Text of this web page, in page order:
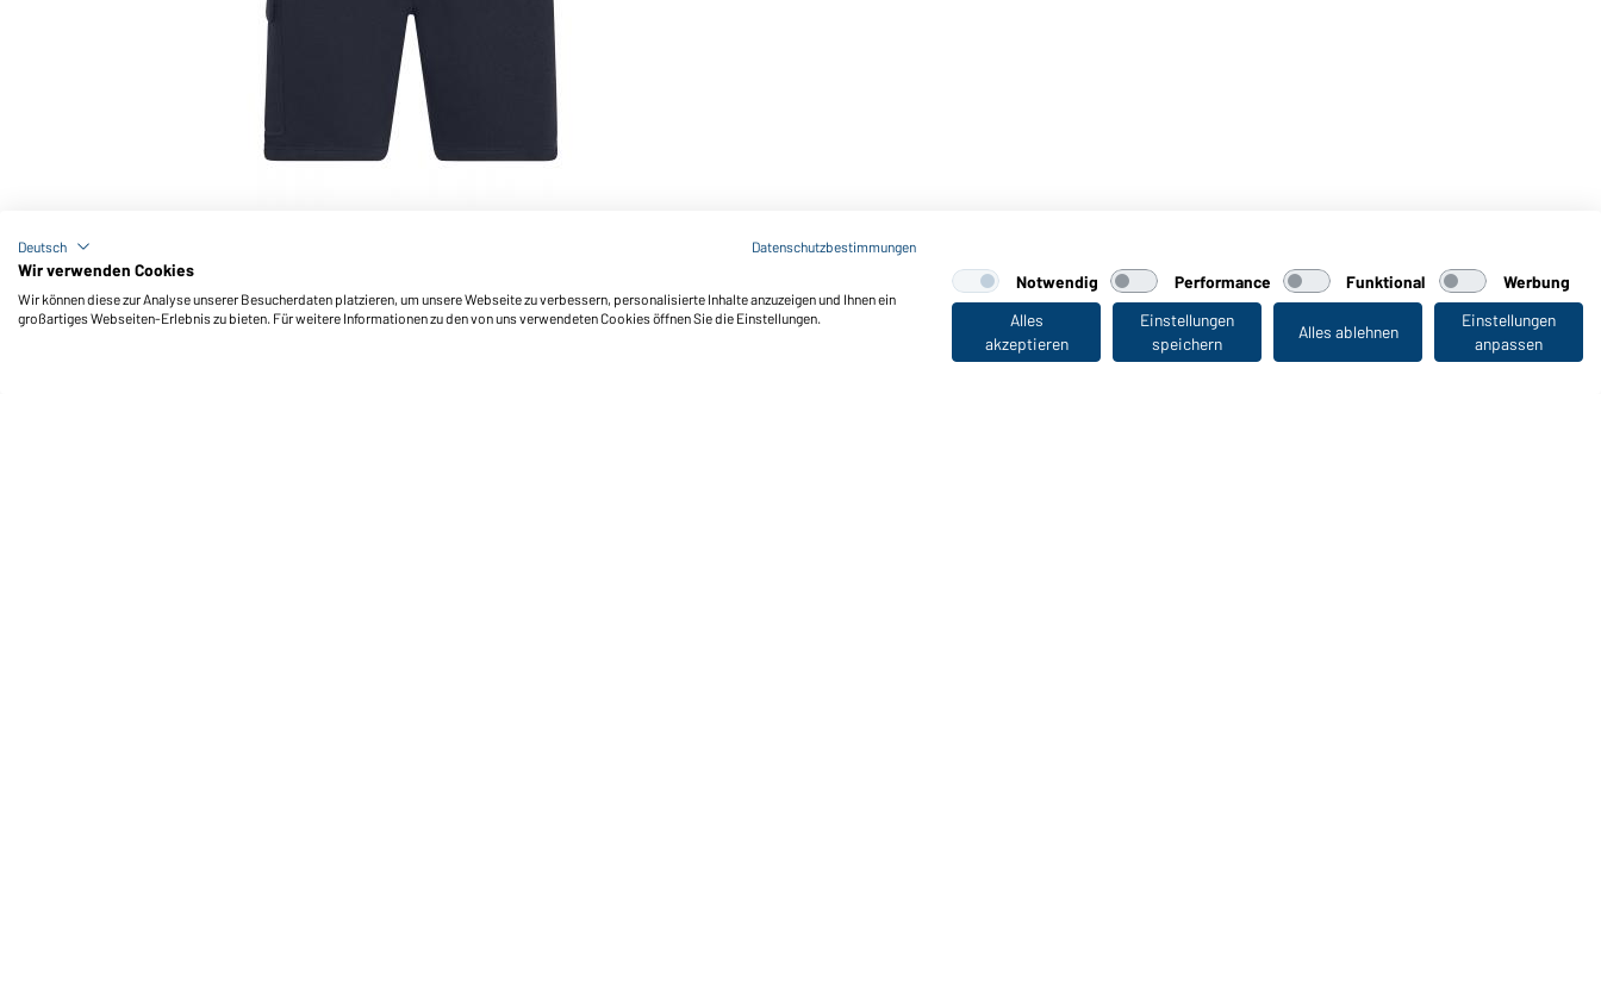
Men's Lounge Shorts OCS Blended & RCS (navy)
Zuletzt angesehen
Deutsch Datenschutzbestimmungen
Wir verwenden Cookies
Wir können diese zur Analyse unserer Besucherdaten platzieren, um unsere Webseite zu verbessern, personalisierte Inhalte anzuzeigen und Ihnen ein
großartiges Webseiten-Erlebnis zu bieten. Für weitere Informationen zu den von uns verwendeten Cookies öffnen Sie die Einstellungen.
Notwendig Performance Funktional
Werbung
Alles
akzeptieren
Einstellungen
speichern
Alles ablehnen
Einstellungen
anpassen